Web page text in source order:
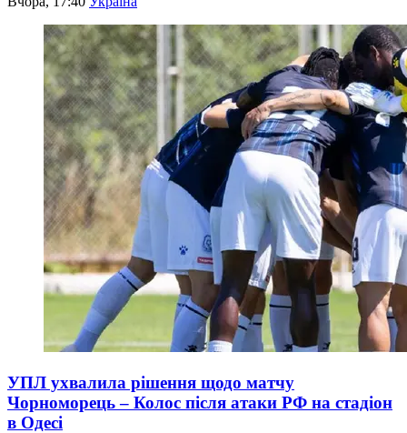
УПЛ ухвалила рішення щодо матчу
Чорноморець – Колос після атаки РФ на стадіон
в Одесі